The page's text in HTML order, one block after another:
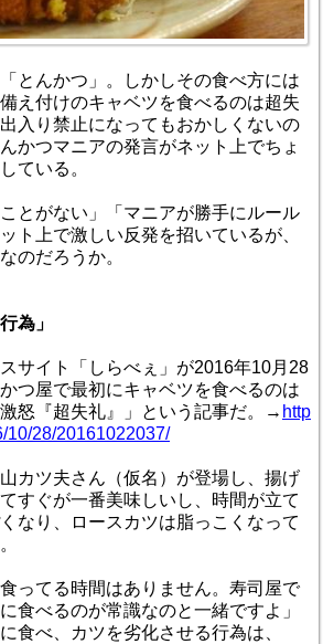
とんかつ」。しかしその食べ方には
え付けのキャベツを食べるのは超失
入り禁止になってもおかしくないの
かつマニアの発言がネット上でちょ
ている。
とがない」「マニアが勝手にルール
ト上で激しい反発を招いているが、
のだろうか。
為」
サイト「しらべぇ」が2016年10月28
つ屋で最初にキャベツを食べるのは
怒『超失礼』」という記事だ。→ http
10/28/20161022037/
カツ夫さん（仮名）が登場し、揚げ
すぐが一番美味しいし、時間が立て
なり、ロースカツは脂っこくなって
ってる時間はありません。寿司屋で
食べるのが常識なのと一緒ですよ」
食べ、カツを劣化させる行為は、